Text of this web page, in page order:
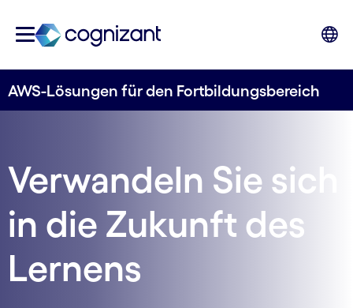
AWS-Lösungen für den Fortbildungsbereich
Verwandeln Sie sich
in die Zukunft des
Lernens